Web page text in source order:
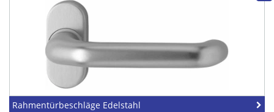
Rahmentürbeschläge Edelstahl